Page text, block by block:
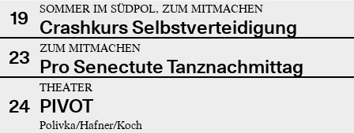
19 SOMMER IM SÜDPOL, ZUM MITMACHEN
Crashkurs Selbstverteidigung
23
ZUM MITMACHEN
Pro Senectute Tanznachmittag
24
THEATER
PIVOT
Polivka/Hafner/Koch